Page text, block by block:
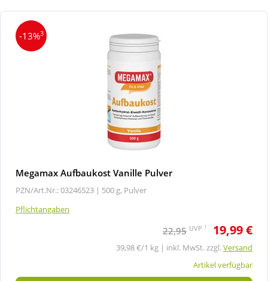
-13%3
Megamax Aufbaukost Vanille Pulver
PZN/Art.Nr.: 03246523 | 500 g, Pulver
Pflichtangaben
22,95 UVP 1 19,99 €
39,98 €/1 kg | inkl. MwSt. zzgl.Versand
Artikel verfügbar